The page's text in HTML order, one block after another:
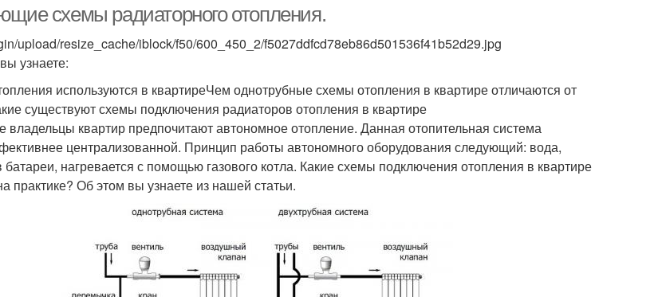
схемы радиаторного отопления.
upload/resize_cache/iblock/f50/600_450_2/f5027ddfcd78eb86d501536f41b52d29.jpg
узнаете:
используются в квартиреЧем однотрубные схемы отопления в квартире отличаются от
существуют схемы подключения радиаторов отопления в квартире
владельцы квартир предпочитают автономное отопление. Данная отопительная система
централизованной. Принцип работы автономного оборудования следующий: вода,
нагревается с помощью газового котла. Какие схемы подключения отопления в квартире
практике? Об этом вы узнаете из нашей статьи.